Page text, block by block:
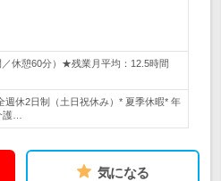
休憩60分）★残業月平均：12.5時間
週休2日制（土日祝休み）* 夏季休暇* 年
護…
気になる